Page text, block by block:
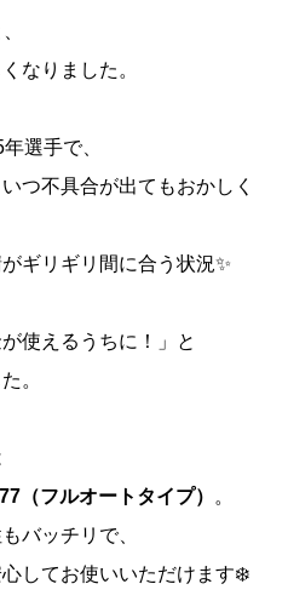
なりました。
選手で、
つ不具合が出てもおかしく
ギリギリ間に合う状況✨
使えるうちに！」と
。
（フルオートタイプ）
。
バッチリで、
してお使いいただけます❄️